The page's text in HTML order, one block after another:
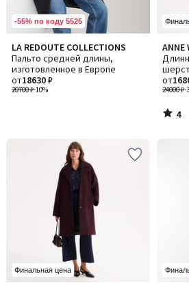
-55% по коду 5525
LA REDOUTE COLLECTIONS
Пальто средней длины,
изготовленное в Европе
20700 ₽-10%
от18630 ₽
ANNE
24000 ₽-
от
4
/
5
2
4
/
Финальная цена